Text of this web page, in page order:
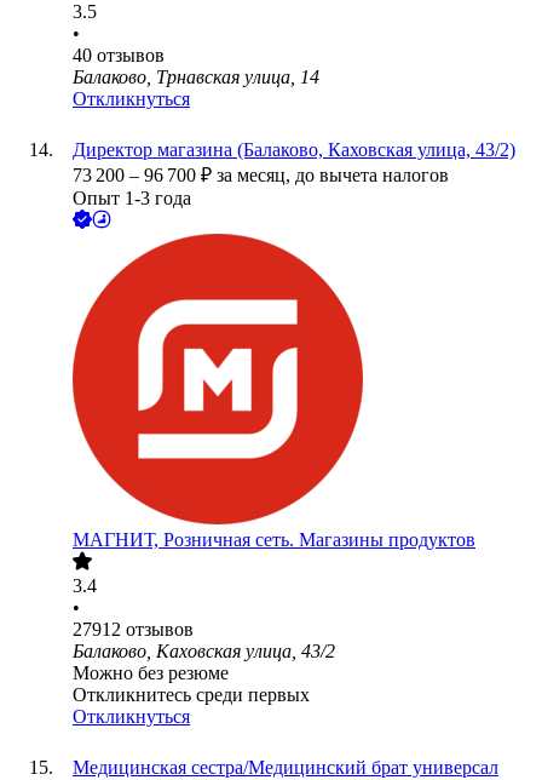
3.5
•
40 отзывов
Балаково, Трнавская улица, 14
Откликнуться
Директор магазина (Балаково, Каховская улица, 43/2)
73 200 – 96 700 ₽ за месяц, до вычета налогов
Опыт 1-3 года
МАГНИТ, Розничная сеть. Магазины продуктов
3.4
•
27912 отзывов
Балаково, Каховская улица, 43/2
Можно без резюме
Откликнитесь среди первых
Откликнуться
Медицинская сестра/Медицинский брат универсал